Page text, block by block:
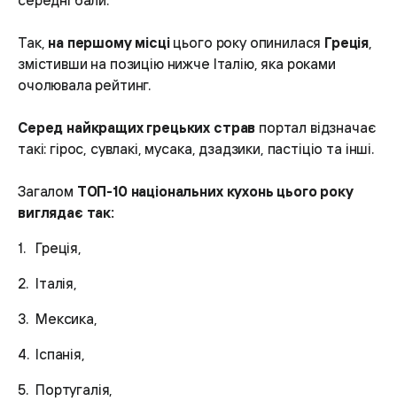
Так, на першому місціцього року опинилася Греція
змістивши на позицію нижче Італію, яка роками
очолювала рейтинг.
Серед найкращих грецьких страв портал відзначає
такі: гірос, сувлакі, мусака, дзадзики, пастіціо та інші.
Загалом ТОП-10 національних кухонь цього року
виглядає так:
Греція,
Італія,
Мексика,
Іспанія,
Португалія,